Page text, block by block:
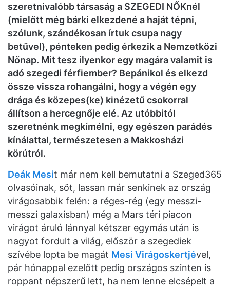
szeretnivalóbb társaság a SZEGEDI NŐKnél
(mielőtt még bárki elkezdené a haját tépni,
szólunk, szándékosan írtuk csupa nagy
betűvel), pénteken pedig érkezik a Nemzetközi
Nőnap. Mit tesz ilyenkor egy magára valamit is
adó szegedi férfiember? Bepánikol és elkezd
össze vissza rohangálni, hogy a végén egy
drága és közepes(ke) kinézetű csokorral
állítson a hercegnője elé. Az utóbbitól
szeretnénk megkímélni, egy egészen parádés
kínálattal, természetesen a Makkosházi
körútról.
Deák Mesit már nem kell bemutatni a Szeged365
olvasóinak, sőt, lassan már senkinek az ország
virágosabbik felén: a réges-rég (egy messzi-
messzi galaxisban) még a Mars téri piacon
virágot áruló lánnyal kétszer egymás után is
nagyot fordult a világ, először a szegediek
szívébe lopta be magát Mesi Virágoskertjével,
pár hónappal ezelőtt pedig országos szinten is
roppant népszerű lett, ha nem lenne elcsépelt a